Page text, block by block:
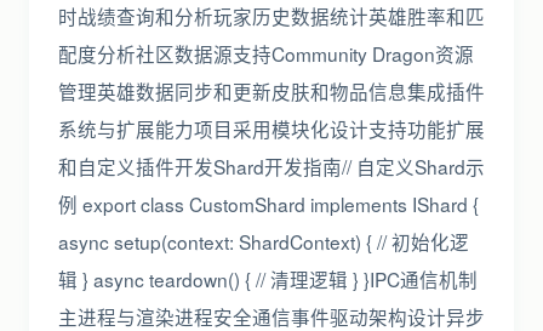
时战绩查询和分析玩家历史数据统计英雄胜率和匹
配度分析社区数据源支持Community Dragon资源
管理英雄数据同步和更新皮肤和物品信息集成插件
系统与扩展能力项目采用模块化设计支持功能扩展
和自定义插件开发Shard开发指南// 自定义Shard示
例 export class CustomShard implements IShard {
async setup(context: ShardContext) { // 初始化逻
辑 } async teardown() { // 清理逻辑 } }IPC通信机制
主进程与渲染进程安全通信事件驱动架构设计异步